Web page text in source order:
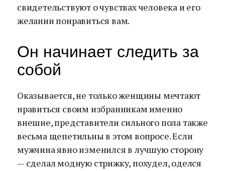
свидетельствуют о чувствах человека и его
желании понравиться вам.
Он начинает следить за
собой
Оказывается, не только женщины мечтают
нравиться своим избранникам именно
внешне, представители сильного пола также
весьма щепетильны в этом вопросе. Если
мужчина явно изменился в лучшую сторону
— сделал модную стрижку, похудел, оделся